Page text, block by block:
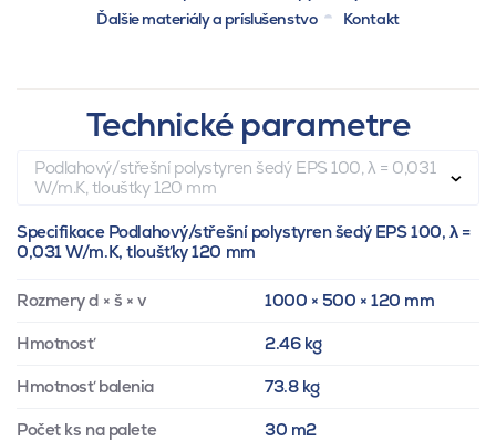
Ďalšie materiály a príslušenstvo
Kontakt
Technické parametre
Podlahový/střešní polystyren šedý EPS 100, λ = 0,031
W/m.K, tloušťky 120 mm
Specifikace Podlahový/střešní polystyren šedý EPS 100, λ =
0,031 W/m.K, tloušťky 120 mm
Rozmery d × š × v 1000 × 500 × 120 mm
Hmotnosť 2.46 kg
Hmotnosť balenia 73.8 kg
Počet ks na palete 30 m2